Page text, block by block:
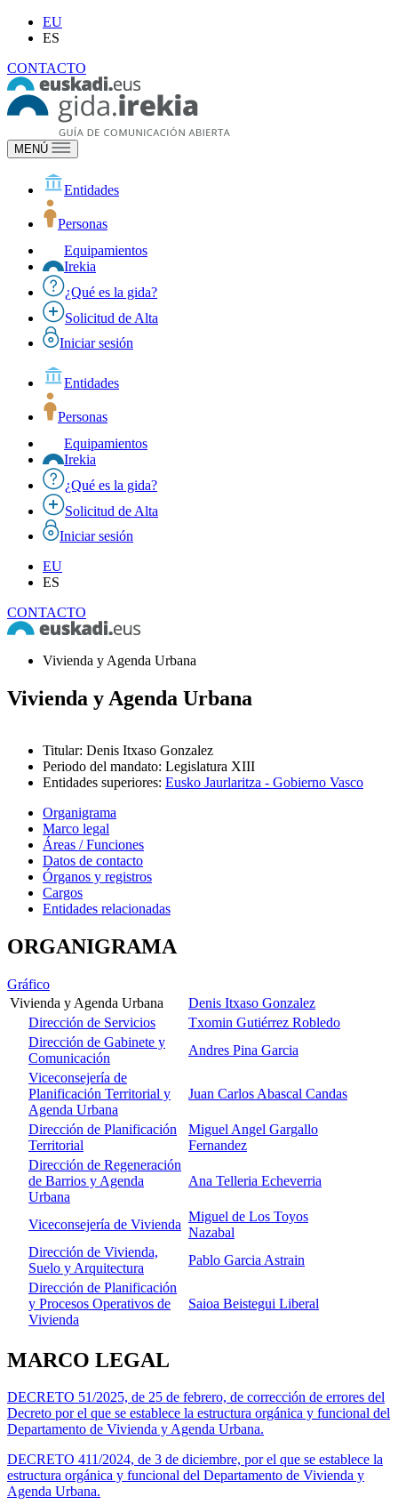
EU
ES
CONTACTO
MENÚ
Entidades
Personas
Equipamientos
Irekia
¿Qué es la gida?
Solicitud de Alta
Iniciar sesión
Entidades
Personas
Equipamientos
Irekia
¿Qué es la gida?
Solicitud de Alta
Iniciar sesión
EU
ES
CONTACTO
Vivienda y Agenda Urbana
Vivienda y Agenda Urbana
Titular: Denis Itxaso Gonzalez
Periodo del mandato: Legislatura XIII
Entidades superiores: Eusko Jaurlaritza - Gobierno Vasco
Organigrama
Marco legal
Áreas / Funciones
Datos de contacto
Órganos y registros
Cargos
Entidades relacionadas
ORGANIGRAMA
Gráfico
Vivienda y Agenda Urbana
Denis Itxaso Gonzalez
Dirección de Servicios
Txomin Gutiérrez Robledo
Dirección de Gabinete y
Comunicación
Andres Pina Garcia
Viceconsejería de
Planificación Territorial y
Agenda Urbana
Juan Carlos Abascal Candas
Dirección de Planificación
Territorial
Miguel Angel Gargallo
Fernandez
Dirección de Regeneración
de Barrios y Agenda
Urbana
Ana Telleria Echeverria
Viceconsejería de Vivienda
Miguel de Los Toyos
Nazabal
Dirección de Vivienda,
Suelo y Arquitectura
Pablo Garcia Astrain
Dirección de Planificación
y Procesos Operativos de
Vivienda
Saioa Beistegui Liberal
MARCO LEGAL
DECRETO 51/2025, de 25 de febrero, de corrección de errores del
Decreto por el que se establece la estructura orgánica y funcional del
Departamento de Vivienda y Agenda Urbana.
DECRETO 411/2024, de 3 de diciembre, por el que se establece la
estructura orgánica y funcional del Departamento de Vivienda y
Agenda Urbana.